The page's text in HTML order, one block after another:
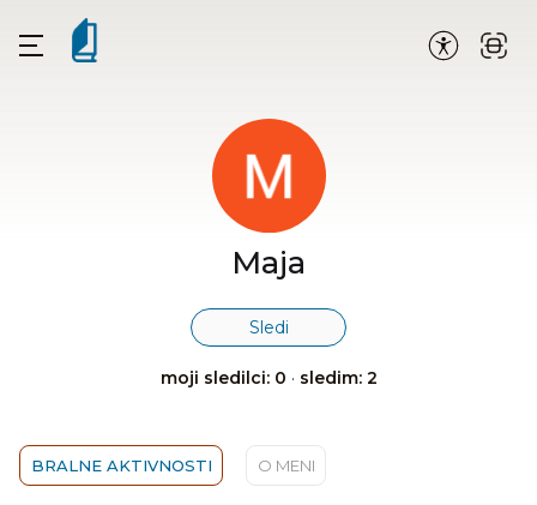
Maja
Sledi
moji sledilci: 0 · sledim: 2
BRALNE AKTIVNOSTI O MENI